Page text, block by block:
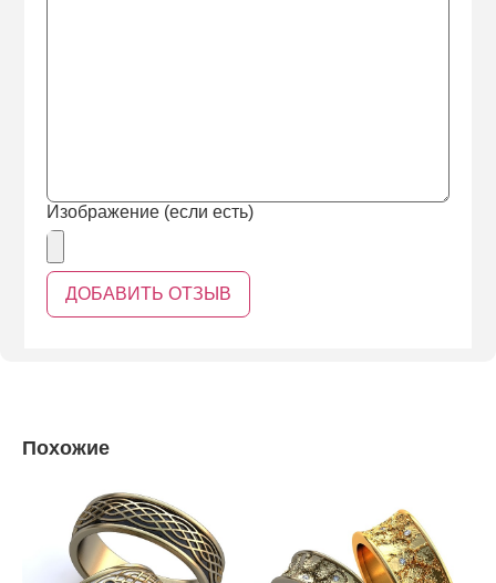
Изображение (если есть)
Похожие